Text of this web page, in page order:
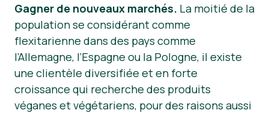
Gagner de nouveaux marchés. La moitié de la
population se considérant comme
flexitarienne dans des pays comme
l’Allemagne, l’Espagne ou la Pologne, il existe
une clientèle diversifiée et en forte
croissance qui recherche des produits
véganes et végétariens, pour des raisons aussi